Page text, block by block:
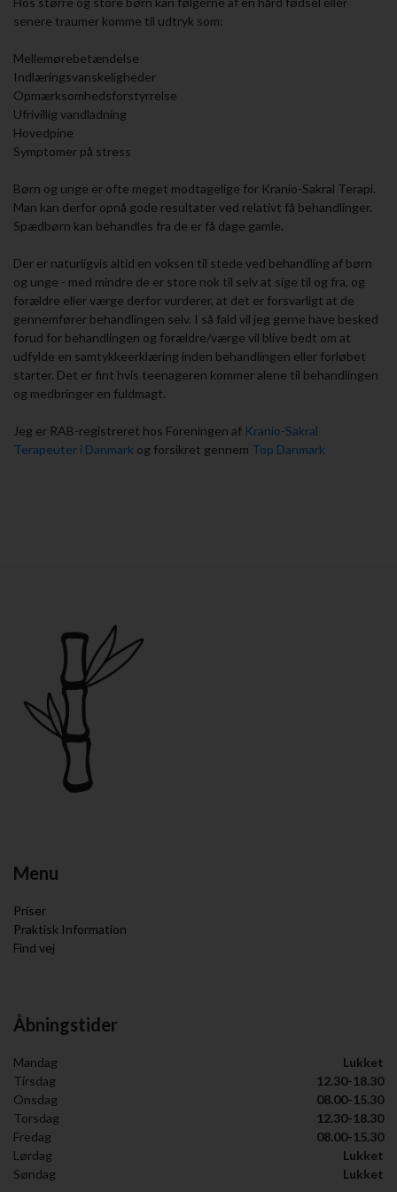
senere traumer komme til udtryk som:
Mellemørebetændelse
Indlæringsvanskeligheder
Opmærksomhedsforstyrrelse
Ufrivillig vandladning
Hovedpine
Symptomer på stress
Børn og unge er ofte meget modtagelige for Kranio-Sakral Terapi.
Man kan derfor opnå gode resultater ved relativt få behandlinger.
Spædbørn kan behandles fra de er få dage gamle.
Der er naturligvis altid en voksen til stede ved behandling af børn
og unge - med mindre de er store nok til selv at sige til og fra, og
forældre eller værge derfor vurderer, at det er forsvarligt at de
gennemfører behandlingen selv. I så fald vil jeg gerne have besked
forud for behandlingen og forældre/værge vil blive bedt om at
udfylde en samtykkeerklæring inden behandlingen eller forløbet
starter. Det er fint hvis teenageren kommer alene til behandlingen
og medbringer en fuldmagt.
Jeg er RAB-registreret hos Foreningen af Kranio-Sakral
Terapeuter i Danmark og forsikret gennem Top Danmark
Menu
Priser
Praktisk Information
Find vej
Åbningstider
Mandag
Lukket
Tirsdag
12.30-18.30
Onsdag
08.00-15.30
Torsdag
12.30-18.30
Fredag
08.00-15.30
Lørdag
Lukket
Søndag
Lukket